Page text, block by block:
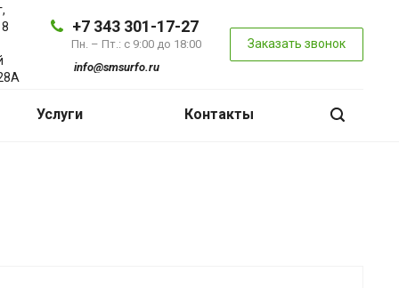
+7 343 301-17-27
Пн. – Пт.: с 9:00 до 18:00
info@smsurfo.ru
Заказать звонок
Услуги Контакты